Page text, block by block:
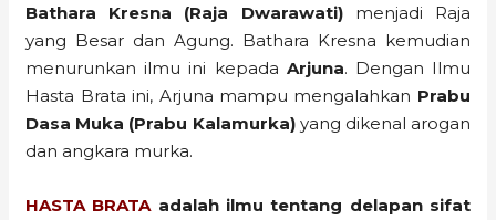
Bathara Kresna (Raja Dwarawati)menjadi Raja
yang Besar dan Agung. Bathara Kresna kemudian
menurunkan ilmu ini kepada Arjuna. Dengan Ilmu
Hasta Brata ini, Arjuna mampu mengalahkan Prabu
Dasa Muka (Prabu Kalamurka)yang dikenal arogan
dan angkara murka.
HASTA BRATA adalah ilmu tentang delapan sifat